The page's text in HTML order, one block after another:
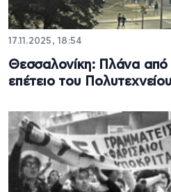
17.11.2025, 18:54
Θεσσαλονίκη: Πλάνα από
επέτειο του